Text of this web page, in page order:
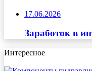
17.06.2026
Заработок в
Интересное